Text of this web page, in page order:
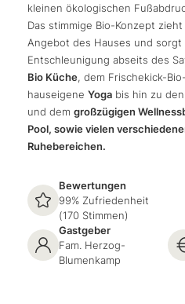
kleinen ökologischen
Das stimmige Bio-Konzept
Angebot des Hauses und
Entschleunigung abseits des
Bio Küche, dem Frischekick-
hauseigene Yoga bis hin zu den
und dem großzügigen
Pool, sowie vielen
Ruhebereichen.
Bewertungen
99% Zufriedenheit
(170 Stimmen)
Gastgeber
Fam. Herzog-
Blumenkamp